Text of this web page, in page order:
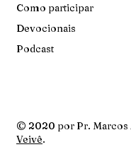
Como participar
Devocionais
Podcast
© 2020 por Pr. Marcos
Veivê.